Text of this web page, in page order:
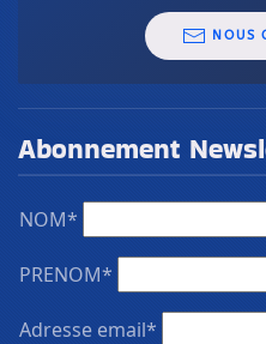
NOUS
Abonnement
NOM*
PRENOM*
Adresse email*